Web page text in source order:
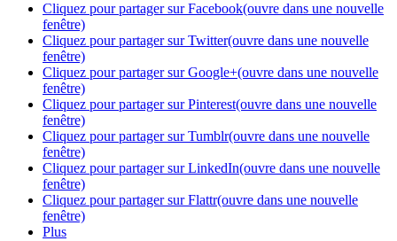
Cliquez pour partager sur Facebook(ouvre dans une nouvelle
fenêtre)
Cliquez pour partager sur Twitter(ouvre dans une nouvelle
fenêtre)
Cliquez pour partager sur Google+(ouvre dans une nouvelle
fenêtre)
Cliquez pour partager sur Pinterest(ouvre dans une nouvelle
fenêtre)
Cliquez pour partager sur Tumblr(ouvre dans une nouvelle
fenêtre)
Cliquez pour partager sur LinkedIn(ouvre dans une nouvelle
fenêtre)
Cliquez pour partager sur Flattr(ouvre dans une nouvelle
fenêtre)
Plus